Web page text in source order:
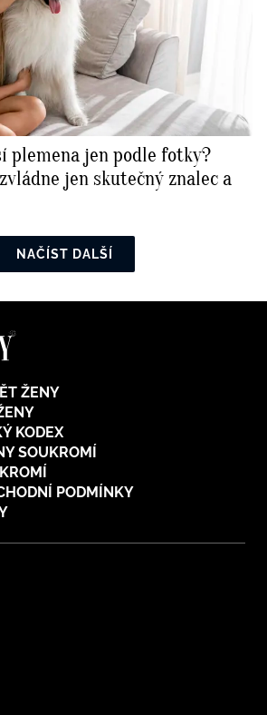
plemena jen podle fotky?
jen skutečný znalec a
NAČÍST DALŠÍ
ŽENY
KODEX
SOUKROMÍ
PODMÍNKY